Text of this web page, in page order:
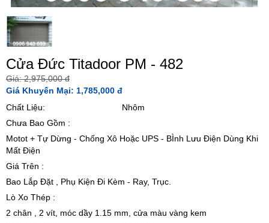
Cửa Đức Titadoor PM - 482
Giá: 2,975,000 đ
Giá Khuyến Mại: 1,785,000 đ
Chất Liệu:
Nhôm
Chưa Bao Gồm :
Motot + Tự Dừng - Chống Xô Hoặc UPS - BÌnh Lưu Điện Dùng Khi
Mất Điện
Giá Trên :
Bao Lắp Đặt , Phụ Kiện Đi Kèm - Ray, Trục.
Lò Xo Thép :
2 chân , 2 vít, móc dầy 1.15 mm, cửa màu vàng kem